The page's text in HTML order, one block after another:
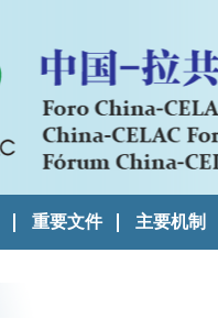
重要文件 主要机制